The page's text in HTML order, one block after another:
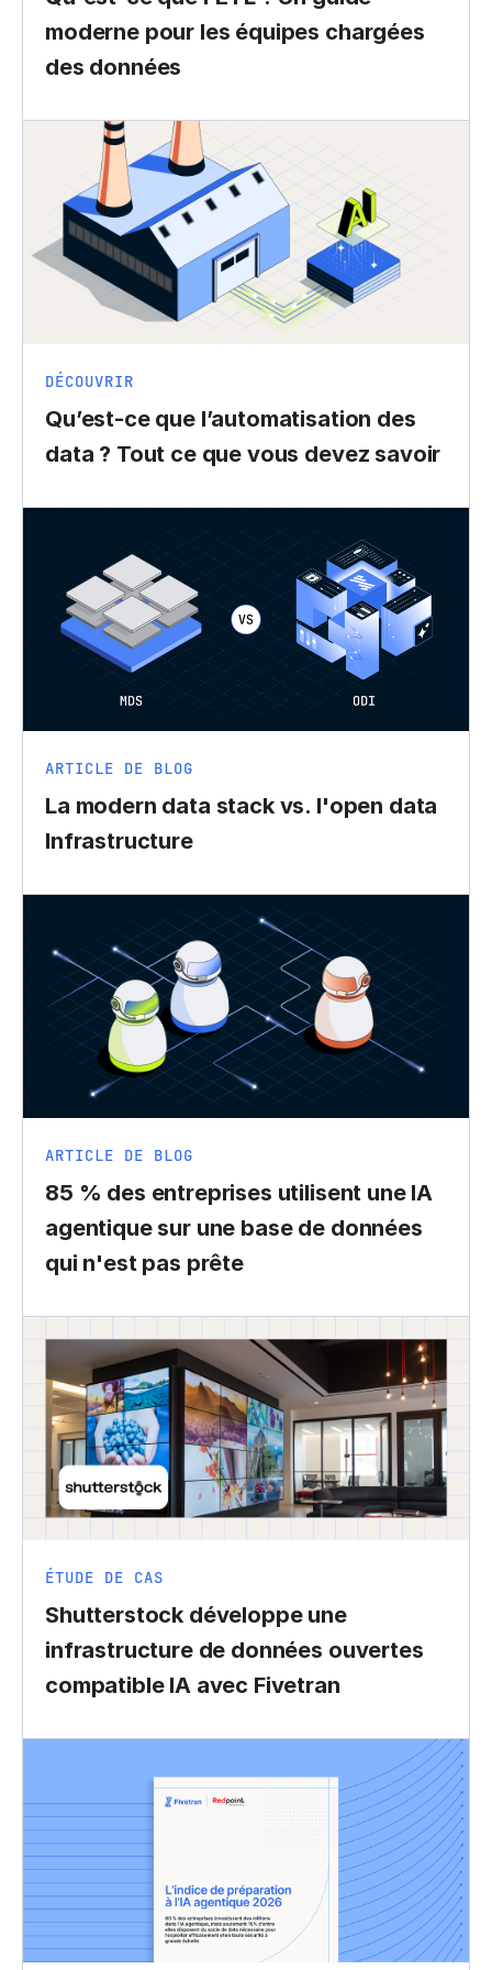
moderne pour les équipes chargées
des données
DÉCOUVRIR
Qu’est-ce que l’automatisation des
data ? Tout ce que vous devez savoir
ARTICLE DE BLOG
La modern data stack vs. l'open data
Infrastructure
ARTICLE DE BLOG
85 % des entreprises utilisent une IA
agentique sur une base de données
qui n'est pas prête
ÉTUDE DE CAS
Shutterstock développe une
infrastructure de données ouvertes
compatible IA avec Fivetran